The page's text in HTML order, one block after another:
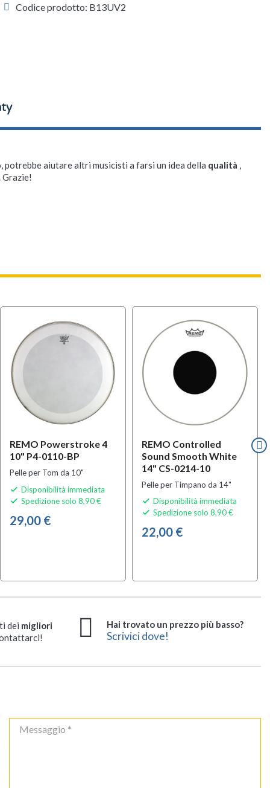
Codice prodotto: B13UV2
aiutare altri musicisti a farsi un idea della qualità ,
REMO Powerstroke 4
10" P4-0110-BP
Pelle per Tom da 10"
 Disponibilità immediata
 Spedizione solo 8,90 €
29,00 €
REMO Controlled
Sound Smooth White
14" CS-0214-10
Pelle per Timpano da 14"
 Disponibilità immediata
 Spedizione solo 8,90 €
22,00 €
dei migliori
Hai trovato un prezzo più basso?
Scrivici dove!